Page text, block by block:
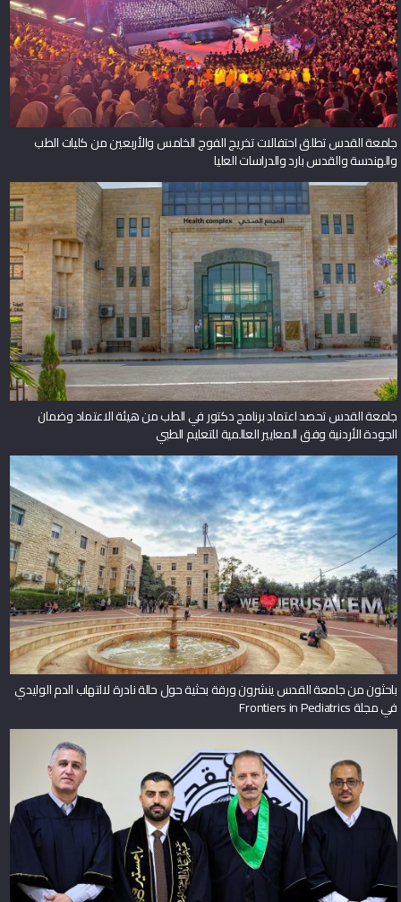
جامعة القدس تطلق احتفالات تخريج الفوج الخامس والأربعين من كليات الطب
والهندسة والقدس بارد والدراسات العليا
جامعة القدس تحصد اعتماد برنامج دكتور في الطب من هيئة الاعتماد وضمان
الجودة الأردنية وفق المعايير العالمية للتعليم الطبي
باحثون من جامعة القدس ينشرون ورقة بحثية حول حالة نادرة لالتهاب الدم الوليدي
في مجلة Frontiers in Pediatrics